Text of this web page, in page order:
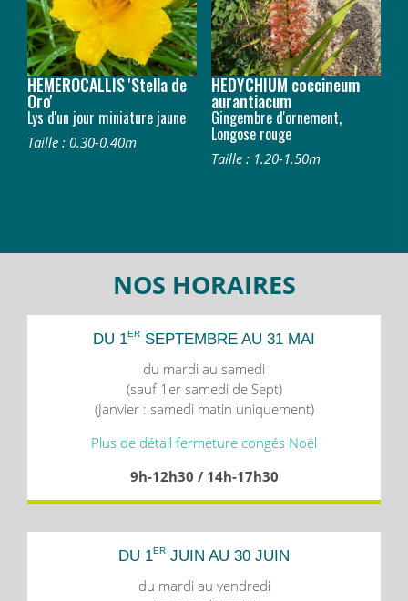
HEMEROCALLIS 'Stella de
Oro'
Lys d'un jour miniature jaune
Taille : 0.30-0.40m
HEDYCHIUM coccineum
aurantiacum
Gingembre d'ornement,
Longose rouge
Taille : 1.20-1.50m
NOS HORAIRES
DU 1ER SEPTEMBRE AU 31 MAI
du mardi au samedi
(sauf 1er samedi de Sept)
(Janvier : samedi matin uniquement)
Plus de détail fermeture congés Noël
9h-12h30 / 14h-17h30
DU 1ER JUIN AU 30 JUIN
du mardi au vendredi